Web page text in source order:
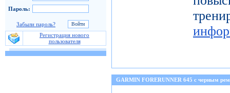
Пароль:
Забыли пароль?
Регистрация нового
пользователя
GARMIN FORERUNNER 645 с черным